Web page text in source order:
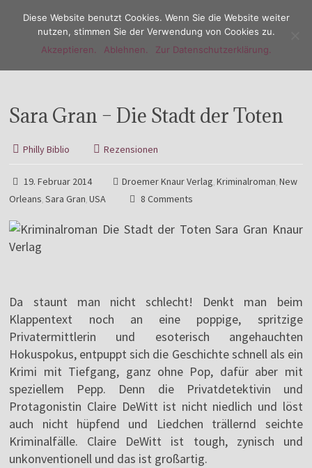
Menu
Sara Gran – Die Stadt der Toten
Philly Biblio Rezensionen
19. Februar 2014 Droemer Knaur Verlag,Kriminalroman,New
Orleans,Sara Gran,USA 8 Comments
Da staunt man nicht schlecht! Denkt man beim
Klappentext noch an eine poppige, spritzige
Privatermittlerin und esoterisch angehauchten
Hokuspokus, entpuppt sich die Geschichte schnell als ein
Krimi mit Tiefgang, ganz ohne Pop, dafür aber mit
speziellem Pepp. Denn die Privatdetektivin und
Protagonistin Claire DeWitt ist nicht niedlich und löst
auch nicht hüpfend und Liedchen trällernd seichte
Kriminalfälle. Claire DeWitt ist tough, zynisch und
unkonventionell und das ist großartig.
Diese Website benutzt Cookies. Wenn Sie die Website weiter
nutzen, stimmen Sie der Verwendung von Cookies zu.
Akzeptieren.
Ablehnen. Zur Datenschutzerklärung.